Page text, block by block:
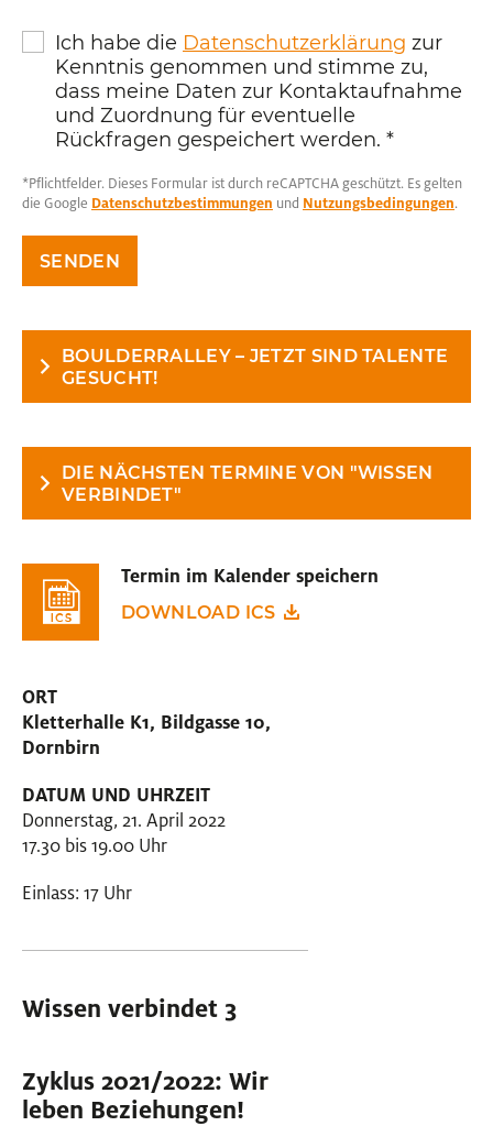
Ich habe die Datenschutzerklärung zur
Kenntnis genommen und stimme zu,
dass meine Daten zur Kontaktaufnahme
und Zuordnung für eventuelle
Rückfragen gespeichert werden. *
*Pflichtfelder. Dieses Formular ist durch reCAPTCHA geschützt. Es gelten
die Google Datenschutzbestimmungen und Nutzungsbedingungen.
SENDEN
BOULDERRALLEY – JETZT SIND TALENTE
GESUCHT!
DIE NÄCHSTEN TERMINE VON "WISSEN
VERBINDET"
Termin im Kalender speichern
DOWNLOAD ICS
ORT
Kletterhalle K1, Bildgasse 10,
Dornbirn
DATUM UND UHRZEIT
Donnerstag, 21. April 2022
17.30 bis 19.00 Uhr
Einlass: 17 Uhr
Wissen verbindet 3
Zyklus 2021/2022: Wir
leben Beziehungen!